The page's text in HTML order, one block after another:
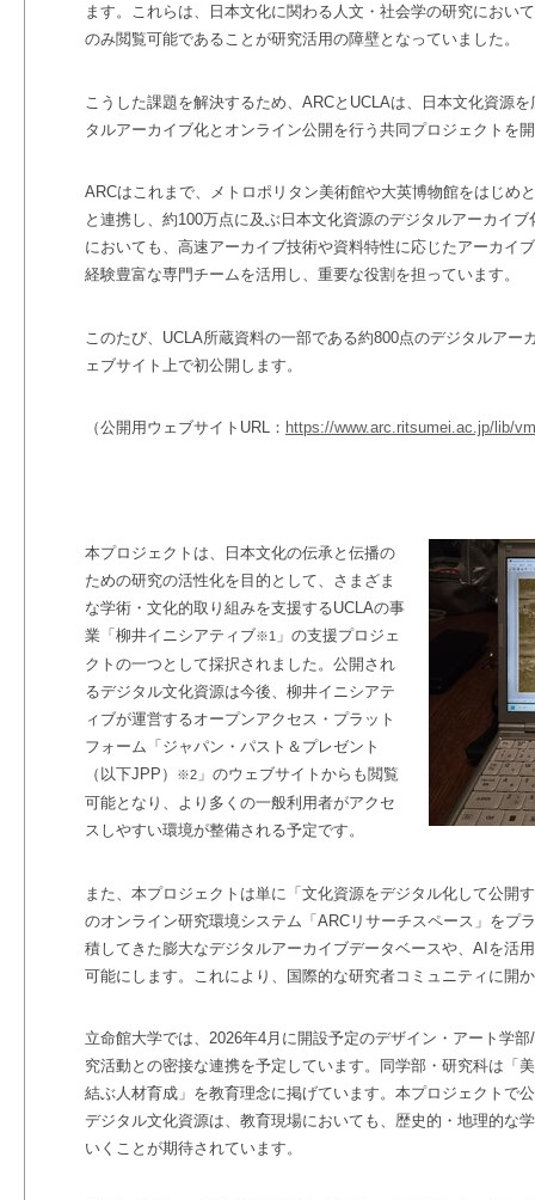
ます。これらは、日本文化に関わる人文・社会学の研究におい
のみ閲覧可能であることが研究活用の障壁となっていました。
こうした課題を解決するため、ARCと UCLAは、日本文化資源
タルアーカイブ化とオンライン公開を行う共同プロジェクトを
ARCはこれまで、メトロポリタン美術館や大英博物館をはじめ
と連携し、約100万点に及ぶ日本文化資源のデジタルアーカイ
においても、高速アーカイブ技術や資料特性に応じたアーカイ
経験豊富な専門チームを活用し、重要な役割を担っています。
このたび、UCLA所蔵資料の一部である約800点のデジタルアー
ェブサイト上で初公開します。
（公開用ウェブサイトURL ： https://www.arc.ritsumei.ac.jp/lib/
本プロジェクトは、日本文化の伝承と伝播の
ための研究の活性化を目的として、さまざま
な学術・文化的取り組みを支援するUCLAの事
業「柳井イニシアティブ※1 」の支援プロジェ
クトの一つとして採択されました。公開され
るデジタル文化資源は今後、柳井イニシアテ
ィブが運営するオープンアクセス・プラット
フォーム「ジャパン・パスト＆プレゼント
（以下JPP ） ※2 」のウェブサイトからも閲覧
可能となり、より多くの一般利用者がアクセ
スしやすい環境が整備される予定です。
また、本プロジェクトは単に「文化資源をデジタル化して公開
のオンライン研究環境システム「ARC リサーチスペース」をプ
積してきた膨大なデジタルアーカイブデータベースや、 AIを活
可能にします。
これにより、国際的な研究者コミュニティに開
立命館大学では、2026年4月に開設予定のデザイン・アート学部/
究活動との密接な連携を予定しています。同学部・研究科は「
結ぶ人材育成」を教育理念に掲げています。本プロジェクトで
デジタル文化資源は、教育現場においても、歴史的・地理的な
いくことが期待されています。